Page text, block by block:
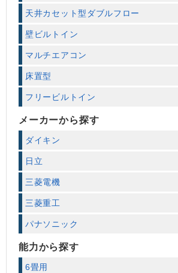
天井カセット型ダブルフロー
壁ビルトイン
マルチエアコン
床置型
フリービルトイン
メーカーから探す
ダイキン
日立
三菱電機
三菱重工
パナソニック
能力から探す
6畳用